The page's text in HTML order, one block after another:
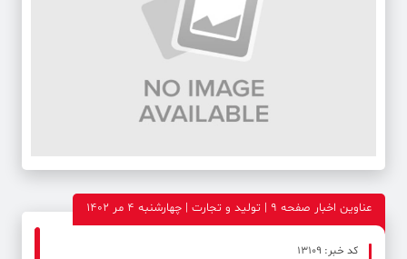
عناوین اخبار صفحه ۹ | تولید و تجارت | چهارشنبه 4 مر 1402
کد خبر: 13109